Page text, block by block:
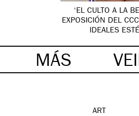
‘EL CULTO A LA
EXPOSICIÓN DEL
IDEALES
MÁS
ART